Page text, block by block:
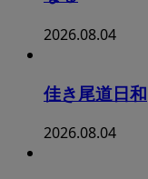
2026.08.04
佳き尾道日和
2026.08.04